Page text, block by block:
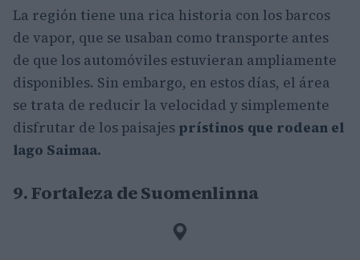
La región tiene una rica historia con los barcos
de vapor, que se usaban como transporte antes
de que los automóviles estuvieran ampliamente
disponibles. Sin embargo, en estos días, el área
se trata de reducir la velocidad y simplemente
disfrutar de los paisajes prístinos que rodean el
lago Saimaa.
9. Fortaleza de Suomenlinna